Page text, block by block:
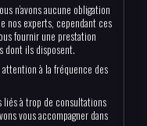
n’avons aucune obligation
nos experts, cependant ces
fournir une prestation
dont ils disposent.
à la fréquence des
liés à trop de consultations
vous accompagner dans